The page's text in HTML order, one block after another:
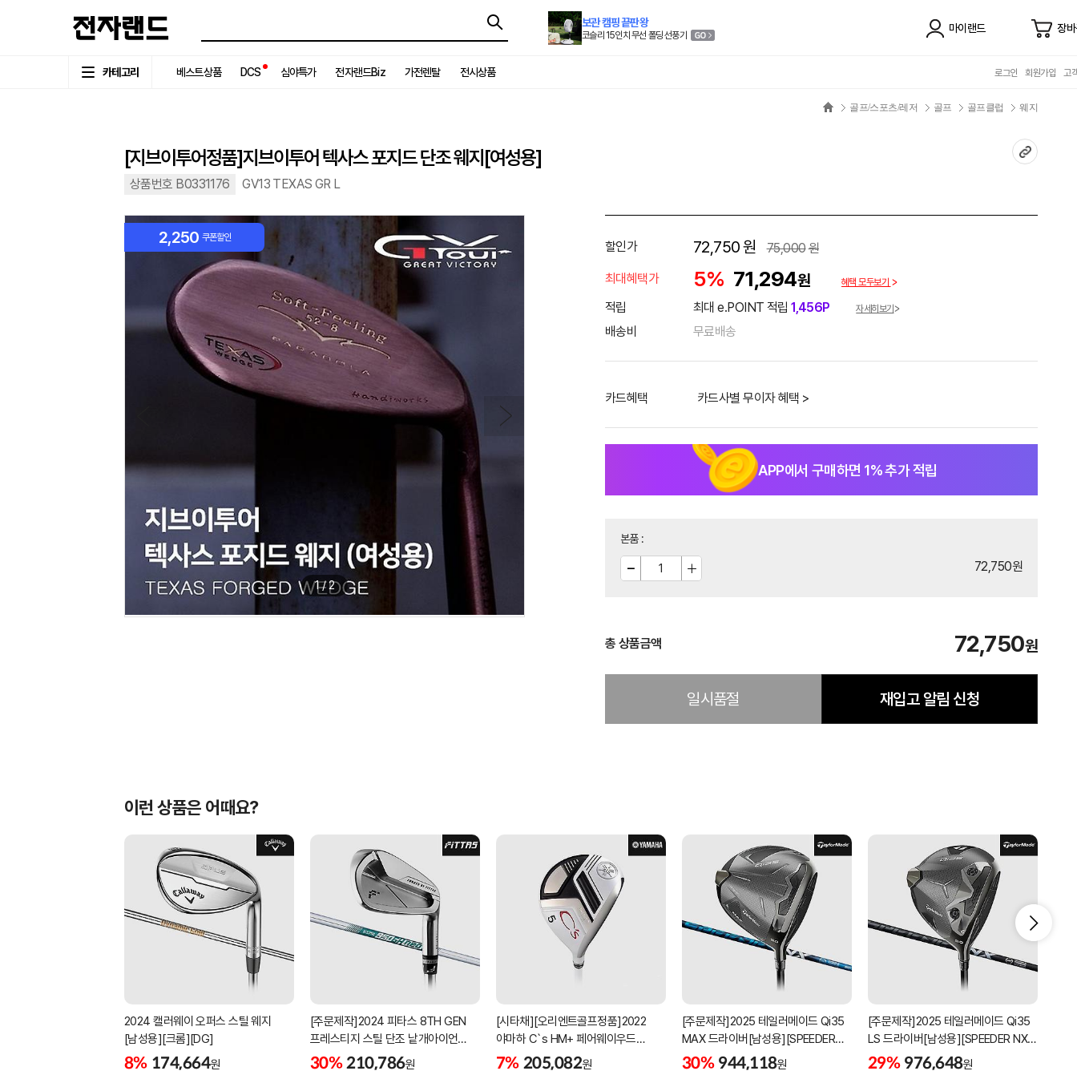
보관 캠핑 끝판왕
코슬리 15인치 무선 폴딩 선풍기
마이랜드 장
카테고리 베스트상품 DCS 심야특가 전자랜드Biz 가전렌탈 전시상품 로그인 회원가입 고
골프/스포츠/레저 골프 골프클럽 웨지
[지브이투어정품]지브이투어 텍사스 포지드 단조 웨지[여성용]
상품번호 B0331176 GV13 TEXAS GR L
2,250 쿠폰할인
1/2
할인가 72,750원 75,000원
최대혜택가
5% 71,294원 혜택 모두보기
적립 최대 e.POINT 적립1,456P 자세히보기
배송비 무료배송
카드혜택 카드사별 무이자 혜택 >
APP에서 구매하면 1% 추가 적립
본품:
72,750원
총 상품금액 72,750원
일시품절 재입고 알림 신청
이런 상품은 어때요?
2024 캘러웨이 오퍼스 스틸 웨지
[남성용][크롬][DG]
8% 174,664원
[주문제작]2024 피타스 8TH GEN
프레스티지 스틸 단조 낱개아이언
[남성용][4번][NSPRO950GH NEO]
30% 210,786원
[시타채][오리엔트골프정품]2022
야마하 C`s HM+ 페어웨이우드
[여성용][화이트][C`s HM+
7% 205,082원
[주문제작]2025 테일러메이드 Qi35
MAX 드라이버[남성용][SPEEDER
NX]
30% 944,118원
[주문제작]2025 테일러메이드 Qi35
LS 드라이버[남성용][SPEEDER NX
BLACK]
29% 976,648원